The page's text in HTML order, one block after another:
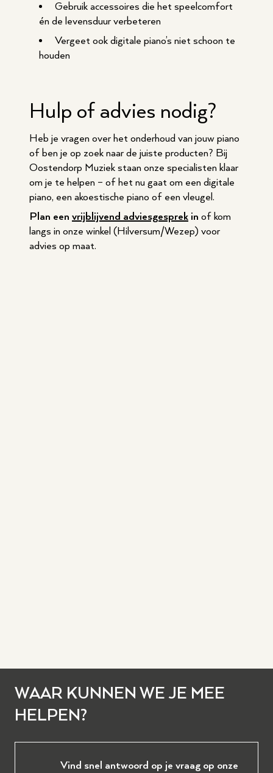
Gebruik accessoires die het speelcomfort
én de levensduur verbeteren
Vergeet ook digitale piano’s niet schoon te
houden
Hulp of advies nodig?
Heb je vragen over het onderhoud van jouw piano
of ben je op zoek naar de juiste producten? Bij
Oostendorp Muziek staan onze specialisten klaar
om je te helpen – of het nu gaat om een digitale
piano, een akoestische piano of een vleugel.
Plan een vrijblijvend adviesgesprek in of kom
langs in onze winkel (Hilversum/Wezep) voor
advies op maat.
WAAR KUNNEN WE JE MEE
HELPEN?
Vind snel antwoord op je vraag op onze